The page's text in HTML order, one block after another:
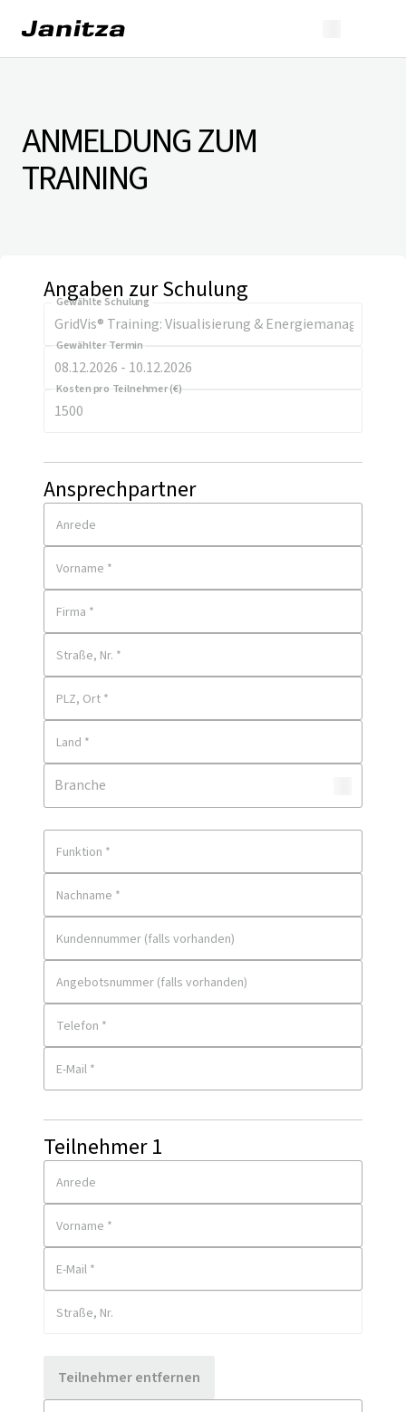
ANMELDUNG ZUM
TRAINING
Angaben zur Schulung
Gewählte Schulung
Gewählter Termin
Kosten pro Teilnehmer (€)
Ansprechpartner
Anrede
Vorname *
Firma *
Straße, Nr. *
PLZ, Ort *
Land *
Funktion *
Nachname *
Kundennummer (falls vorhanden)
Angebotsnummer (falls vorhanden)
Telefon *
E-Mail *
Teilnehmer 1
Anrede
Vorname *
E-Mail *
Straße, Nr.
Teilnehmer entfernen